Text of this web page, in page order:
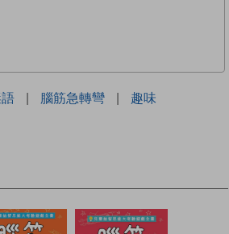
| 腦筋急轉彎 | 趣味